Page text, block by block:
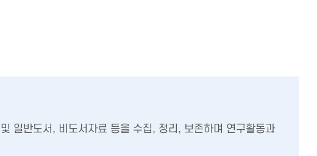
일반도서, 비도서자료 등을 수집, 정리, 보존하며 연구활동과